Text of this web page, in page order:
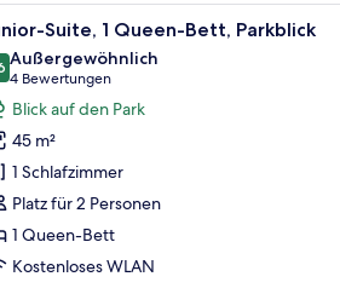
Sesseln, einem kleinen runden Tisch
Ein
7 Suite, 1 Queen-Bett, Parkblick
von 10
Außergewöhnlich
4 Bewertungen
(4
Bewertungen)
Blick auf den Park
45 m²
1 Schlafzimmer
Platz für 2 Personen
1 Queen-Bett
Kostenloses WLAN